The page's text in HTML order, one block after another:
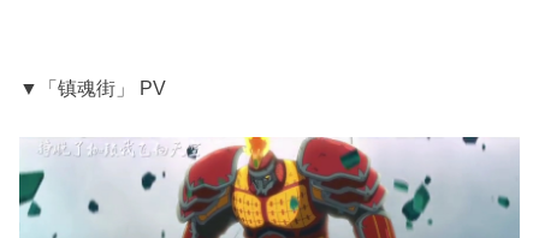
▼「镇魂街」 PV